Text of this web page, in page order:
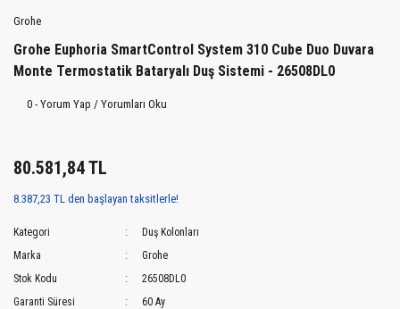
Grohe
Grohe Euphoria SmartControl System 310 Cube Duo Duvara
Monte Termostatik Bataryalı Duş Sistemi - 26508DL0
0 - Yorum Yap / Yorumları Oku
80.581,84 TL
8.387,23 TL den başlayan taksitlerle!
Kategori
Duş Kolonları
Marka
Grohe
Stok Kodu
26508DL0
Garanti Süresi
60 Ay